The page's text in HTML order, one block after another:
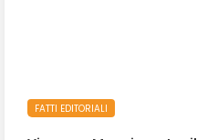
FATTI EDITORIALI